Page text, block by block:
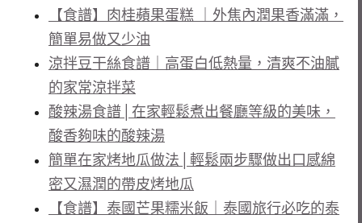
【食譜】肉桂蘋果蛋糕 ｜外焦內潤果香滿滿，
簡單易做又少油
涼拌豆干絲食譜｜高蛋白低熱量，清爽不油膩
的家常涼拌菜
酸辣湯食譜│在家輕鬆煮出餐廳等級的美味，
酸香夠味的酸辣湯
簡單在家烤地瓜做法│輕鬆兩步驟做出口感綿
密又濕潤的帶皮烤地瓜
【食譜】泰國芒果糯米飯｜泰國旅行必吃的泰